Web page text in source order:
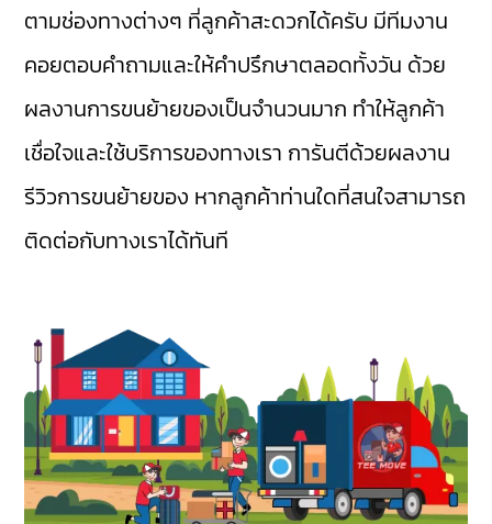
ตามช่องทางต่างๆ ที่ลูกค้าสะดวกได้ครับ มีทีมงาน
คอยตอบคำถามและให้คำปรึกษาตลอดทั้งวัน ด้วย
ผลงานการขนย้ายของเป็นจำนวนมาก ทำให้ลูกค้า
เชื่อใจและใช้บริการของทางเรา การันตีด้วยผลงาน
รีวิวการขนย้ายของ หากลูกค้าท่านใดที่สนใจสามารถ
ติดต่อกับทางเราได้ทันที